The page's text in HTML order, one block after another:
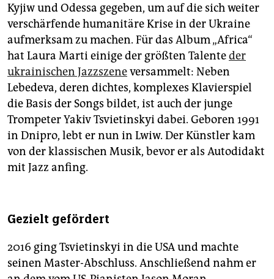
Kyjiw und Odessa gegeben, um auf die sich weiter
verschärfende humanitäre Krise in der Ukraine
aufmerksam zu machen. Für das Album „Africa“
hat Laura Marti einige der größten Talenteder
ukrainischen Jazzszeneversammelt: Neben
Lebedeva, deren dichtes, komplexes Klavierspiel
die Basis der Songs bildet, ist auch der junge
Trompeter Yakiv Tsvie­tins­kyi dabei. Geboren 1991
in Dnipro, lebt er nun in Lwiw. Der Künstler kam
von der klassischen Musik, bevor er als Autodidakt
mit Jazz anfing.
Gezielt gefördert
2016 ging Tsvietinskyi in die USA und machte
seinen Master-Abschluss. Anschließend nahm er